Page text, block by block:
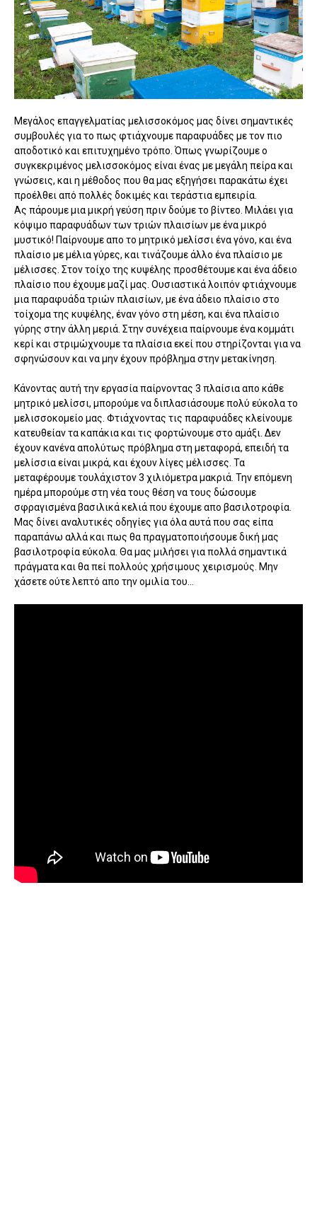
Μεγάλος επαγγελματίας μελισσοκόμος μας δίνει σημαντικές
συμβουλές για το πως φτιάχνουμε παραφυάδες με τον πιο
αποδοτικό και επιτυχημένο τρόπο. Όπως γνωρίζουμε ο
συγκεκριμένος μελισσοκόμος είναι ένας με μεγάλη πείρα και
γνώσεις, και η μέθοδος που θα μας εξηγήσει παρακάτω έχει
προέλθει από πολλές δοκιμές και τεράστια εμπειρία.
Ας πάρουμε μια μικρή γεύση πριν δούμε το βίντεο. Μιλάει για
κόψιμο παραφυάδων των τριών πλαισίων με ένα μικρό
μυστικό! Παίρνουμε απο το μητρικό μελίσσι ένα γόνο, και ένα
πλαίσιο με μέλια γύρες, και τινάζουμε άλλο ένα πλαίσιο με
μέλισσες. Στον τοίχο της κυψέλης προσθέτουμε και ένα άδειο
πλαίσιο που έχουμε μαζί μας. Ουσιαστικά λοιπόν φτιάχνουμε
μια παραφυάδα τριών πλαισίων, με ένα άδειο πλαίσιο στο
τοίχομα της κυψέλης, έναν γόνο στη μέση, και ένα πλαίσιο
γύρης στην άλλη μεριά. Στην συνέχεια παίρνουμε ένα κομμάτι
κερί και στριμώχνουμε τα πλαίσια εκεί που στηρίζονται για να
σφηνώσουν και να μην έχουν πρόβλημα στην μετακίνηση.
Κάνοντας αυτή την εργασία παίρνοντας 3 πλαίσια απο κάθε
μητρικό μελίσσι, μπορούμε να διπλασιάσουμε πολύ εύκολα το
μελισσοκομείο μας. Φτιάχνοντας τις παραφυάδες κλείνουμε
κατευθείαν τα καπάκια και τις φορτώνουμε στο αμάξι. Δεν
έχουν κανένα απολύτως πρόβλημα στη μεταφορά, επειδή τα
μελίσσια είναι μικρά, και έχουν λίγες μέλισσες. Τα
μεταφέρουμε τουλάχιστον 3 χιλιόμετρα μακριά. Την επόμενη
ημέρα μπορούμε στη νέα τους θέση να τους δώσουμε
σφραγισμένα βασιλικά κελιά που έχουμε απο βασιλοτροφία.
Μας δίνει αναλυτικές οδηγίες για όλα αυτά που σας είπα
παραπάνω αλλά και πως θα πραγματοποιήσουμε δική μας
βασιλοτροφία εύκολα. Θα μας μιλήσει για πολλά σημαντικά
πράγματα και θα πεί πολλούς χρήσιμους χειρισμούς. Μην
χάσετε ούτε λεπτό απο την ομιλία του...